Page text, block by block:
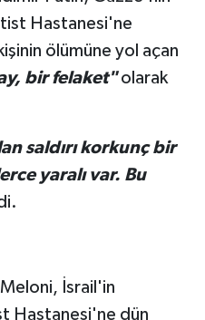
Hastanesi'ne
ölümüne yol açan
bir felaket"olarak
saldırı korkunç bir
yaralı var. Bu
İsrail'in
Hastanesi'ne dün